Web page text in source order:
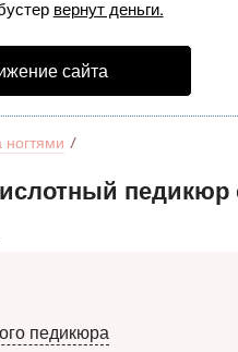
вернут деньги.
сайта
ногтями
педикюр
педикюра